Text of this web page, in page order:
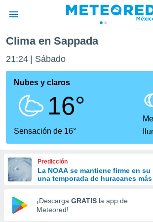
de
ha sido
calidad.
a este
las
y
forma
digital
basada
Clima en Sappada
21:24 Sábado
Nubes y claros
16°
Sensación de 16°
Predicción
La NOAA se mantiene firme en
una temporada de huracanes
¡Descarga GRATIS la app de
Meteored!